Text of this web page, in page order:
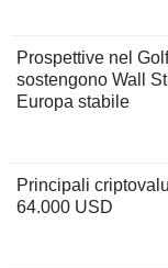
Prospettive nel
sostengono Wall
Europa stabile
Principali
64.000 USD